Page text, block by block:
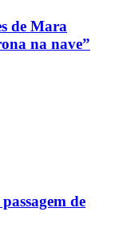
de Mara
na nave”
de